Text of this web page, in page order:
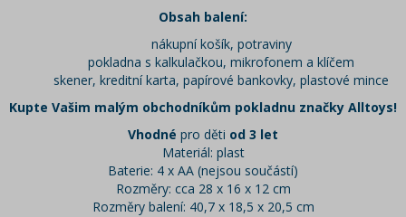
Obsah balení:
nákupní košík, potraviny
pokladna s kalkulačkou, mikrofonem a klíčem
skener, kreditní karta, papírové bankovky, plastové mince
Kupte Vašim malým obchodníkům pokladnu značky Alltoys!
Vhodné pro děti od 3 let
Materiál: plast
Baterie: 4 x AA (nejsou součástí)
Rozměry: cca 28 x 16 x 12 cm
Rozměry balení: 40,7 x 18,5 x 20,5 cm